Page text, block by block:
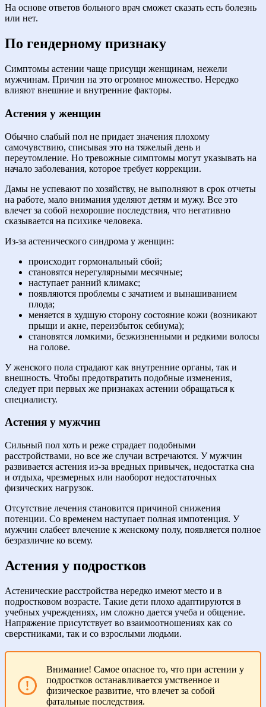
На основе ответов больного врач сможет сказать есть болезнь
или нет.
По гендерному признаку
Симптомы астении чаще присущи женщинам, нежели
мужчинам. Причин на это огромное множество. Нередко
влияют внешние и внутренние факторы.
Астения у женщин
Обычно слабый пол не придает значения плохому
самочувствию, списывая это на тяжелый день и
переутомление. Но тревожные симптомы могут указывать на
начало заболевания, которое требует коррекции.
Дамы не успевают по хозяйству, не выполняют в срок отчеты
на работе, мало внимания уделяют детям и мужу. Все это
влечет за собой нехорошие последствия, что негативно
сказывается на психике человека.
Из-за астенического синдрома у женщин:
происходит гормональный сбой;
становятся нерегулярными месячные;
наступает ранний климакс;
появляются проблемы с зачатием и вынашиванием
плода;
меняется в худшую сторону состояние кожи (возникают
прыщи и акне, переизбыток себиума);
становятся ломкими, безжизненными и редкими волосы
на голове.
У женского пола страдают как внутренние органы, так и
внешность. Чтобы предотвратить подобные изменения,
следует при первых же признаках астении обращаться к
специалисту.
Астения у мужчин
Сильный пол хоть и реже страдает подобными
расстройствами, но все же случаи встречаются. У мужчин
развивается астения из-за вредных привычек, недостатка сна
и отдыха, чрезмерных или наоборот недостаточных
физических нагрузок.
Отсутствие лечения становится причиной снижения
потенции. Со временем наступает полная импотенция. У
мужчин слабеет влечение к женскому полу, появляется полное
безразличие ко всему.
Астения у подростков
Астенические расстройства нередко имеют место и в
подростковом возрасте. Такие дети плохо адаптируются в
учебных учреждениях, им сложно дается учеба и общение.
Напряжение присутствует во взаимоотношениях как со
сверстниками, так и со взрослыми людьми.
Внимание! Самое опасное то, что при астении у
подростков останавливается умственное и
физическое развитие, что влечет за собой
фатальные последствия.